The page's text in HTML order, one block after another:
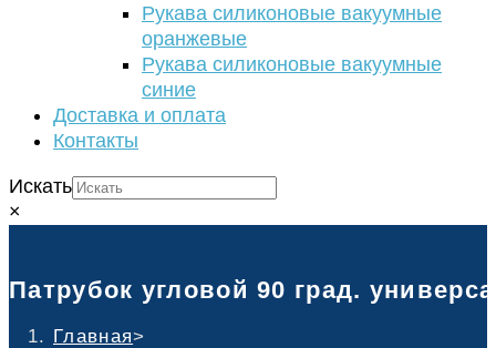
Рукава силиконовые вакуумные
оранжевые
Рукава силиконовые вакуумные
синие
Доставка и оплата
Контакты
Искать
×
Патрубок угловой 90 град.
Главная>